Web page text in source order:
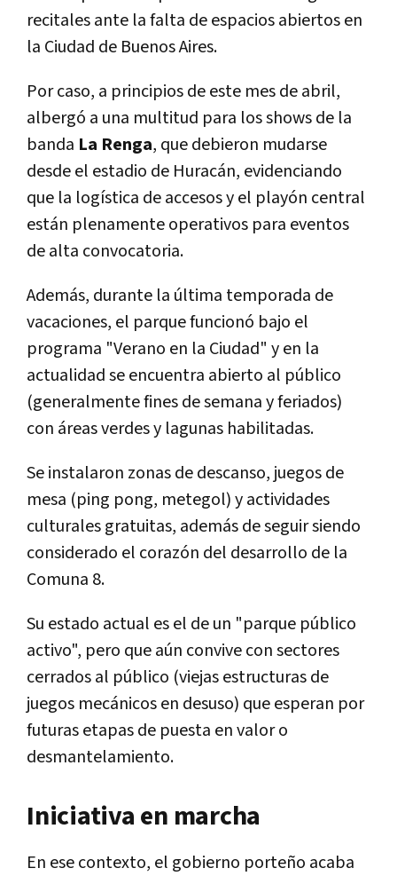
recitales ante la falta de espacios abiertos en
la Ciudad de Buenos Aires.
Por caso, a principios de este mes de abril,
albergó a una multitud para los shows de la
banda La Renga, que debieron mudarse
desde el estadio de Huracán, evidenciando
que la logística de accesos y el playón central
están plenamente operativos para eventos
de alta convocatoria.
Además, durante la última temporada de
vacaciones, el parque funcionó bajo el
programa "Verano en la Ciudad" y en la
actualidad se encuentra abierto al público
(generalmente fines de semana y feriados)
con áreas verdes y lagunas habilitadas.
Se instalaron zonas de descanso, juegos de
mesa (ping pong, metegol) y actividades
culturales gratuitas, además de seguir siendo
considerado el corazón del desarrollo de la
Comuna 8.
Su estado actual es el de un "parque público
activo", pero que aún convive con sectores
cerrados al público (viejas estructuras de
juegos mecánicos en desuso) que esperan por
futuras etapas de puesta en valor o
desmantelamiento.
Iniciativa en marcha
En ese contexto, el gobierno porteño acaba